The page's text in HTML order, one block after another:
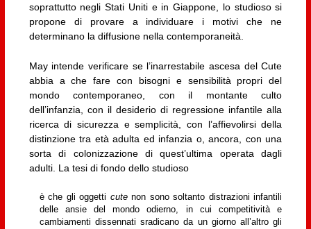
soprattutto negli Stati Uniti e in Giappone, lo studioso si
propone di provare a individuare i motivi che ne
determinano la diffusione nella contemporaneità.
May intende verificare se l’inarrestabile ascesa del Cute
abbia a che fare con bisogni e sensibilità propri del
mondo contemporaneo, con il montante culto
dell’infanzia, con il desiderio di regressione infantile alla
ricerca di sicurezza e semplicità, con l’affievolirsi della
distinzione tra età adulta ed infanzia o, ancora, con una
sorta di colonizzazione di quest’ultima operata dagli
adulti. La tesi di fondo dello studioso
è che gli oggetti cutenon sono soltanto distrazioni infantili
delle ansie del mondo odierno, in cui competitività e
cambiamenti dissennati sradicano da un giorno all’altro gli